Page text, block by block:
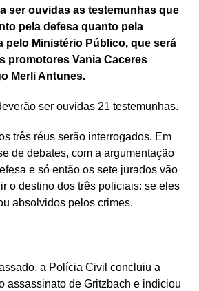
ser ouvidas as testemunhas que
pela defesa quanto pela
pelo Ministério Público, que será
promotores Vania Caceres
Merli Antunes.
ser ouvidas 21 testemunhas.
três réus serão interrogados. Em
de debates, com a argumentação
e só então os sete jurados vão
o destino dos três policiais: se eles
absolvidos pelos crimes.
a Polícia Civil concluiu a
assassinato de Gritzbach e indiciou